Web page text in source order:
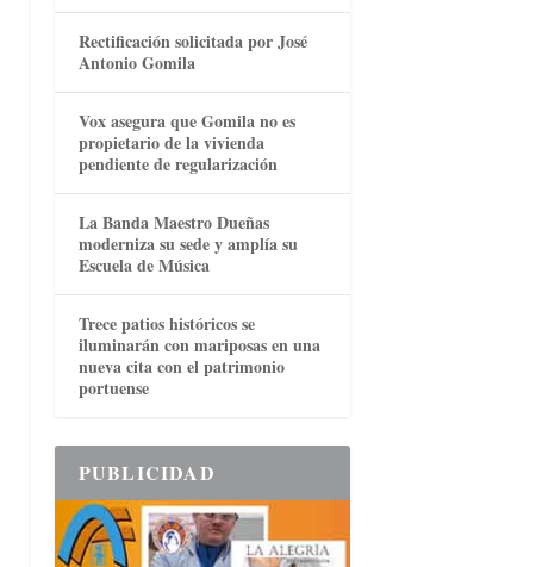
Rectificación solicitada por José
Antonio Gomila
Vox asegura que Gomila no es
propietario de la vivienda
pendiente de regularización
La Banda Maestro Dueñas
moderniza su sede y amplía su
Escuela de Música
Trece patios históricos se
iluminarán con mariposas en una
nueva cita con el patrimonio
portuense
PUBLICIDAD